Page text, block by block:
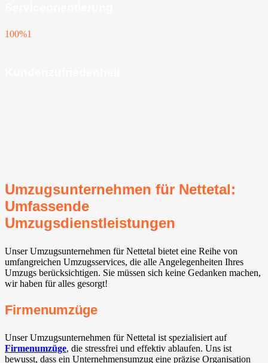
100%1
Umzugsunternehmen für Nettetal:
Umfassende
Umzugsdienstleistungen
Unser Umzugsunternehmen für Nettetal bietet eine Reihe von
umfangreichen Umzugsservices, die alle Angelegenheiten Ihres
Umzugs berücksichtigen. Sie müssen sich keine Gedanken machen,
wir haben für alles gesorgt!
Firmenumzüge
Unser Umzugsunternehmen für Nettetal ist spezialisiert auf
Firmenumzüge, die stressfrei und effektiv ablaufen. Uns ist
bewusst, dass ein Unternehmensumzug eine präzise Organisation